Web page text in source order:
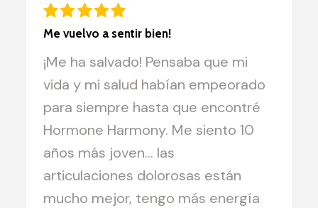
Me vuelvo a sentir bien!
¡Me ha salvado! Pensaba que mi
vida y mi salud habían empeorado
para siempre hasta que encontré
Hormone Harmony. Me siento 10
años más joven... las
articulaciones dolorosas están
mucho mejor, tengo más energía